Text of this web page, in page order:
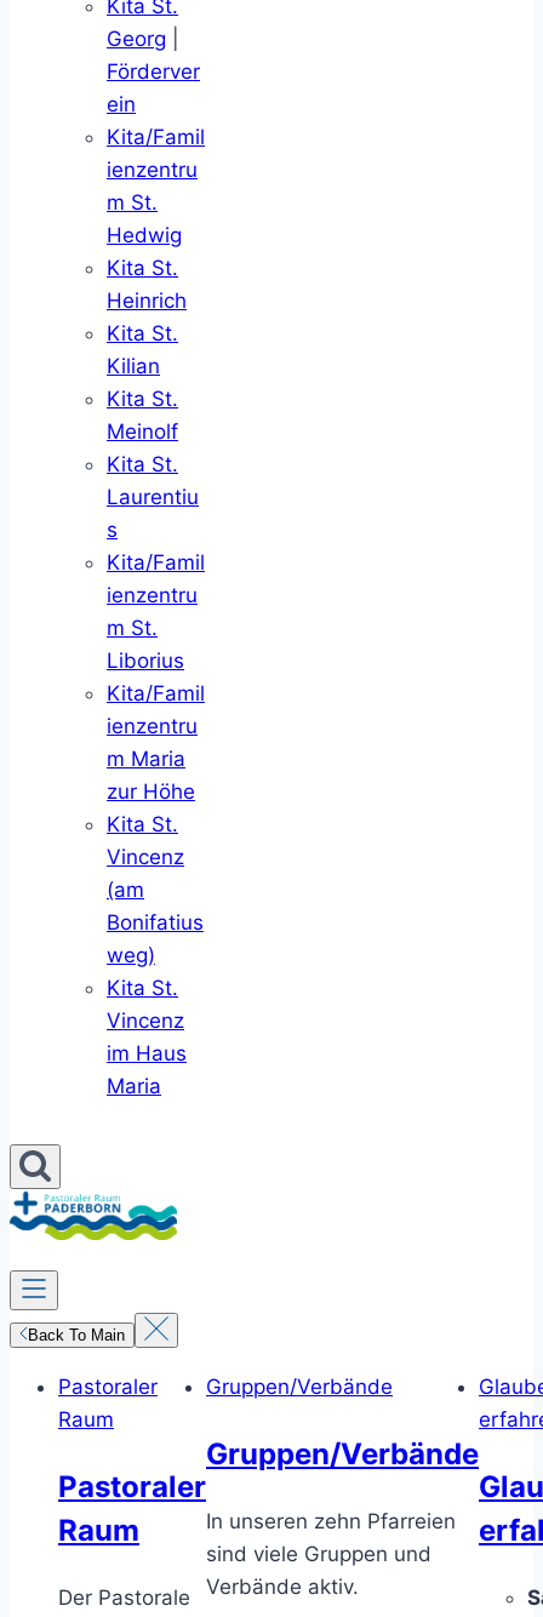
Kita St.
Georg
Förderver
ein
Kita/Famil
ienzentru
m St.
Hedwig
Kita St.
Heinrich
Kita St.
Kilian
Kita St.
Meinolf
Kita St.
Laurentiu
s
Kita/Famil
ienzentru
m St.
Liborius
Kita/Famil
ienzentru
m Maria
zur Höhe
Kita St.
Vincenz
(am
Bonifatius
weg)
Kita St.
Vincenz
im Haus
Maria
Back To Main
Pastoraler
Raum
Pastoraler
Raum
Der Pastorale
Gruppen/Verbände
Gruppen/Verbände
In unseren zehn Pfarreien
sind viele Gruppen und
Verbände aktiv.